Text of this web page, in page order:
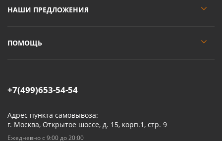
НАШИ ПРЕДЛОЖЕНИЯ
ПОМОЩЬ
+7(499)653-54-54
Адрес пункта самовывоза:
г. Москва, Открытое шоссе, д. 15, корп.1, стр. 9
Ежедневно с 9:00 до 20:00